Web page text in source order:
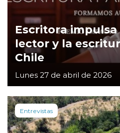
Escritora
lector y la
Chile
Lunes 27 de abril de 2026
Entrevistas